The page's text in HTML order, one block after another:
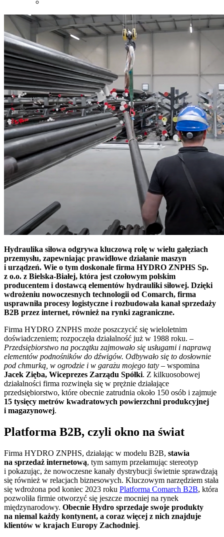
Hydraulika siłowa odgrywa kluczową rolę w wielu gałęziach
przemysłu, zapewniając prawidłowe działanie maszyn
i urządzeń. Wie o tym doskonale firma HYDRO ZNPHS Sp.
z o.o. z Bielska-Białej, która jest czołowym polskim
producentem i dostawcą elementów hydrauliki siłowej. Dzięki
wdrożeniu nowoczesnych technologii od Comarch, firma
usprawniła procesy logistyczne i rozbudowała kanał sprzedaży
B2B przez internet, również na rynki zagraniczne.
Firma HYDRO ZNPHS może poszczycić się wieloletnim
doświadczeniem; rozpoczęła działalność już w 1988 roku. –
Przedsiębiorstwo na początku zajmowało się usługami i naprawą
elementów podnośników do dźwigów. Odbywało się to dosłownie
pod chmurką, w ogrodzie i w garażu mojego taty – wspomina
Jacek Zięba, Wiceprezes Zarządu Spółki. Z kilkuosobowej
działalności firma rozwinęła się w prężnie działające
przedsiębiorstwo, które obecnie zatrudnia około 150 osób i zajmuje
15 tysięcy metrów kwadratowych powierzchni produkcyjnej
i magazynowej.
Platforma B2B, czyli okno na świat
Firma HYDRO ZNPHS, działając w modelu B2B, stawia
na sprzedaż internetową, tym samym przełamując stereotyp
i pokazując, że nowoczesne kanały dystrybucji świetnie sprawdzają
się również w relacjach biznesowych. Kluczowym narzędziem stała
się wdrożona pod koniec 2023 roku Platforma Comarch B2B, która
pozwoliła firmie otworzyć się jeszcze mocniej na rynek
międzynarodowy. Obecnie Hydro sprzedaje swoje produkty
na niemal każdy kontynent, a coraz więcej z nich znajduje
klientów w krajach Europy Zachodniej.